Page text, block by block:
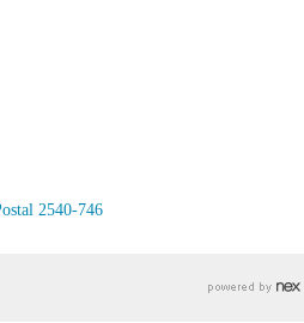
2540-746